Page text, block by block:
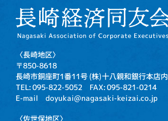
〈長崎地区〉
〒850-8618
長崎市銅座町1番11号(株)十八親和銀行本店内
TEL: 095-822-5052 FAX: 095-821-0214
E-mail doyukai@nagasaki-keizai.co.jp
〈佐世保地区〉